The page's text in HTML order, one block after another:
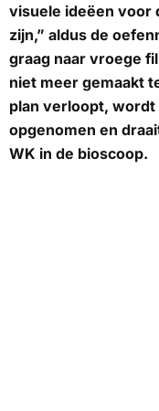
visuele ideëen voor
zijn,” aldus de
graag naar vroege
niet meer gemaakt
plan verloopt, wordt
opgenomen en
WK in de bioscoop.